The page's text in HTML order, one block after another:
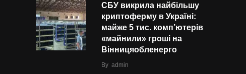
СБУ викрила найбільшу
криптоферму в Україні:
майже 5 тис. комп’ютерів
«майнили» гроші на
Вінницяобленерго
By admin